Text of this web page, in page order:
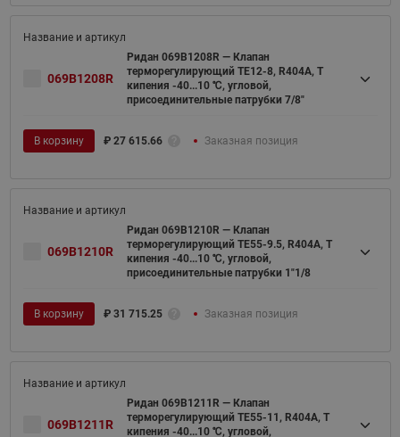
069B1208R
Ридан 069B1208R — Клапан
терморегулирующий TE12-8, R404A, T
кипения -40...10 ℃, угловой,
присоединительные патрубки 7/8"
В корзину ₽ 27 615.66 Заказная позиция
069B1210R
Ридан 069B1210R — Клапан
терморегулирующий TE55-9.5, R404A, T
кипения -40...10 ℃, угловой,
присоединительные патрубки 1"1/8
В корзину ₽ 31 715.25 Заказная позиция
069B1211R
Ридан 069B1211R — Клапан
терморегулирующий TE55-11, R404A, T
кипения -40...10 ℃, угловой,